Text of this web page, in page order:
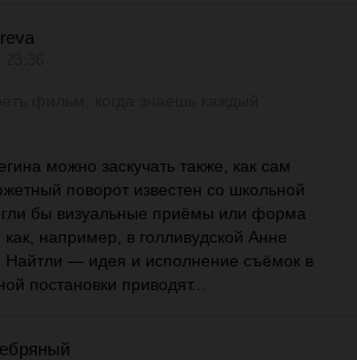
можно заскучать также, как сам
поворот известен со школьной
бы визуальные приёмы или форма
например, в голливудской Анне
Найтли — идея и исполнение съёмок в
постановки приводят...